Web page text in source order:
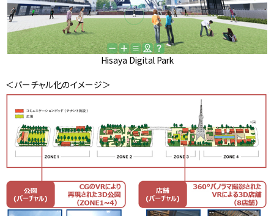
Hisaya Digital Park
＜バーチャル化のイメージ＞